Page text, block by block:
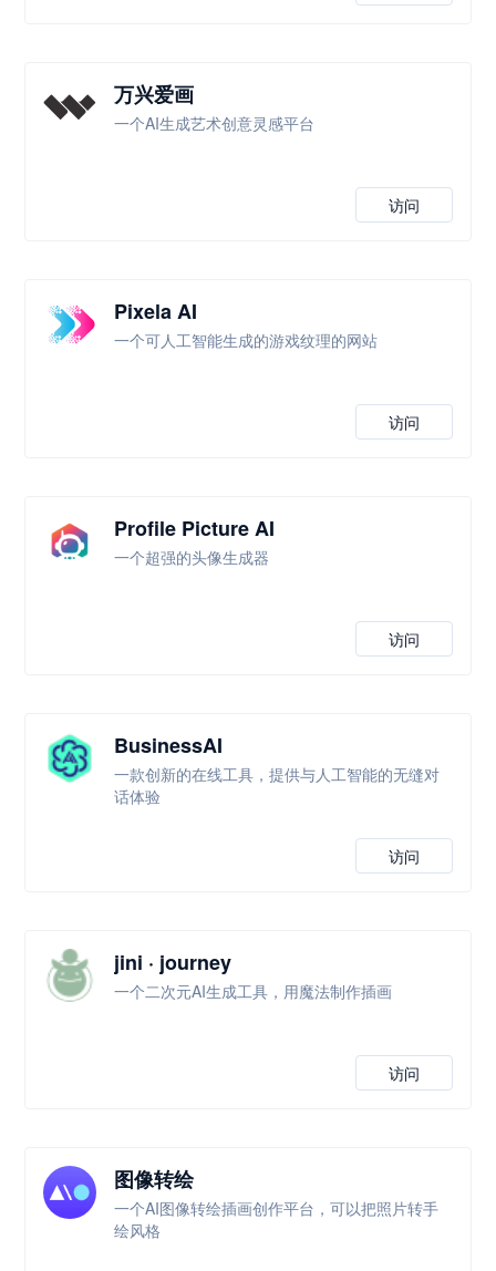
万兴爱画
一个AI生成艺术创意灵感平台
访问
Pixela AI
一个可人工智能生成的游戏纹理的网站
访问
Profile Picture AI
一个超强的头像生成器
访问
BusinessAI
一款创新的在线工具，提供与人工智能的无缝对
话体验
访问
jini · journey
一个二次元AI生成工具，用魔法制作插画
访问
图像转绘
一个AI图像转绘插画创作平台，可以把照片转手
绘风格